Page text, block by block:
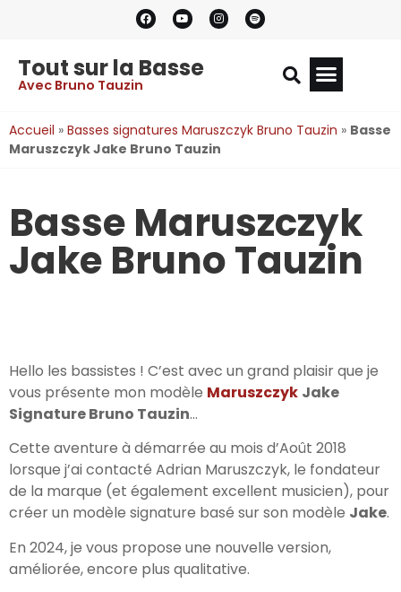
Tout sur la Basse
Avec Bruno Tauzin
Accueil » Basses signatures Maruszczyk Bruno Tauzin » Basse
Maruszczyk Jake Bruno Tauzin
Basse Maruszczyk
Jake Bruno Tauzin
Hello les bassistes ! C’est avec un grand plaisir que je
vous présente mon modèle Maruszczyk Jake
Signature Bruno Tauzin…
Cette aventure à démarrée au mois d’Août 2018
lorsque j’ai contacté Adrian Maruszczyk, le fondateur
de la marque (et également excellent musicien), pour
créer un modèle signature basé sur son modèle Jake.
En 2024, je vous propose une nouvelle version,
améliorée, encore plus qualitative.